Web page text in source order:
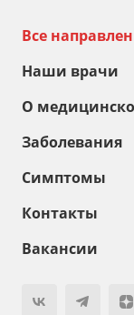
Все
Наши врачи
О
Заболевания
Симптомы
Контакты
Вакансии